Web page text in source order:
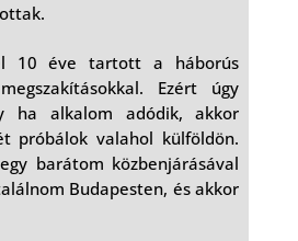
10 éve tartott a háborús
Ezért úgy
ha alkalom adódik, akkor
próbálok valahol külföldön.
barátom közbenjárásával
Budapesten, és akkor